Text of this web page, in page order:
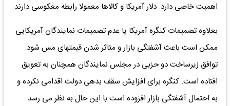
اهمیت خاصی دارد. دلار آمریکا و کالاها معمولا رابطه معکوسی دارند.
بعلاوه تصمیمات کنگره آمریکا یا عدم تصمیمات نمایندگان آمریکایی
ممکن است باعث آشفتگی بازار و متاثر شدن قیمتهای مس شود.
توافق زیرساخت دو حزبی در مجلس نمایندگان همچنان به تعویق
افتاده است. کنگره برای افزایش سقف بدهی دولت اقدامی نکرده و
به احتمال آشفتگی بازار افزوده است با این حال به نظر می رسد